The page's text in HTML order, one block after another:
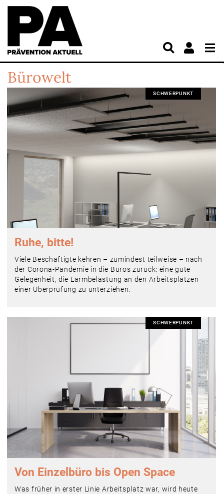
Bürowelt
SCHWERPUNKT
Ruhe, bitte!
Viele Beschäftigte kehren – zumindest teilweise – nach
der Corona-Pandemie in die Büros zurück: eine gute
Gelegenheit, die Lärmbelastung an den Arbeitsplätzen
einer Überprüfung zu unterziehen.
SCHWERPUNKT
Von Einzelbüro bis Open Space
Was früher in erster Linie Arbeitsplatz war, wird heute